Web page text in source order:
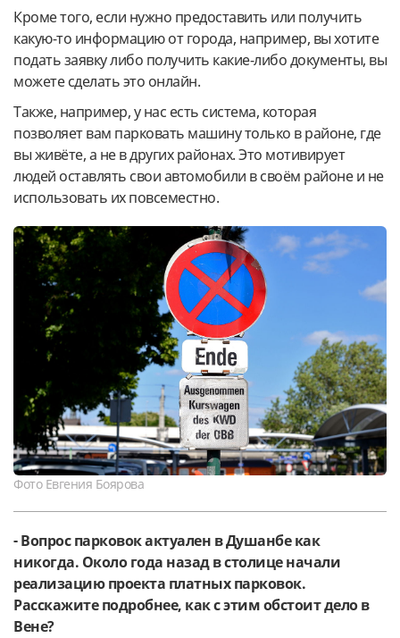
Кроме того, если нужно предоставить или получить
какую-то информацию от города, например, вы хотите
подать заявку либо получить какие-либо документы, вы
можете сделать это онлайн.
Также, например, у нас есть система, которая
позволяет вам парковать машину только в районе, где
вы живёте, а не в других районах. Это мотивирует
людей оставлять свои автомобили в своём районе и не
использовать их повсеместно.
Фото Евгения Боярова
- Вопрос парковок актуален в Душанбе как
никогда. Около года назад в столице начали
реализацию проекта платных парковок.
Расскажите подробнее, как с этим обстоит дело в
Вене?